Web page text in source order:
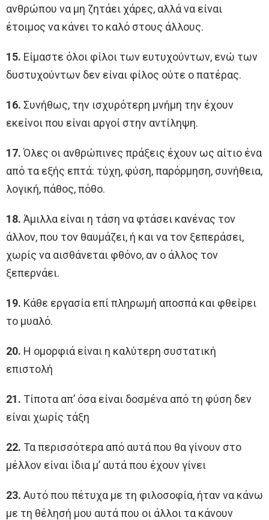
ανθρώπου να μη ζητάει χάρες, αλλά να είναι
έτοιμος να κάνει το καλό στους άλλους.
15. Είμαστε όλοι φίλοι των ευτυχούντων, ενώ των
δυστυχούντων δεν είναι φίλος ούτε ο πατέρας.
16. Συνήθως, την ισχυρότερη μνήμη την έχουν
εκείνοι που είναι αργοί στην αντίληψη.
17.Όλες οι ανθρώπινες πράξεις έχουν ως αίτιο ένα
από τα εξής επτά: τύχη, φύση, παρόρμηση, συνήθεια,
λογική, πάθος, πόθο.
18. Άμιλλα είναι η τάση να φτάσει κανένας τον
άλλον, που τον θαυμάζει, ή και να τον ξεπεράσει,
χωρίς να αισθάνεται φθόνο, αν ο άλλος τον
ξεπερνάει.
19. Κάθε εργασία επί πληρωμή αποσπά και φθείρει
το μυαλό.
20. Η ομορφιά είναι η καλύτερη συστατική
επιστολή
21. Tίποτα απ’ όσα είναι δοσμένα από τη φύση δεν
είναι χωρίς τάξη
22. Τα περισσότερα από αυτά που θα γίνουν στο
μέλλον είναι ίδια μ’ αυτά που έχουν γίνει
23. Αυτό που πέτυχα με τη φιλοσοφία, ήταν να κάνω
με τη θέλησή μου αυτά που οι άλλοι τα κάνουν